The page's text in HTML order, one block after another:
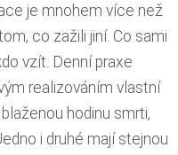
je mnohem více než
co zažili jiní. Co sami
vzít. Denní praxe
realizováním vlastní
hodinu smrti,
i druhé mají stejnou